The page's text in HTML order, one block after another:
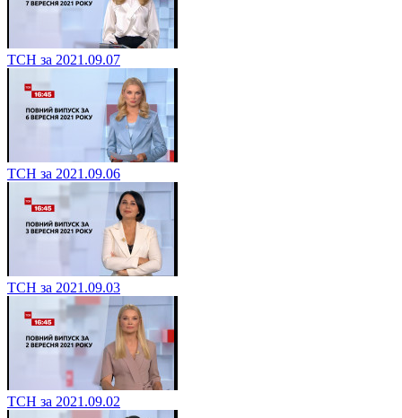
ТСН за 2021.09.07
ТСН за 2021.09.06
ТСН за 2021.09.03
ТСН за 2021.09.02